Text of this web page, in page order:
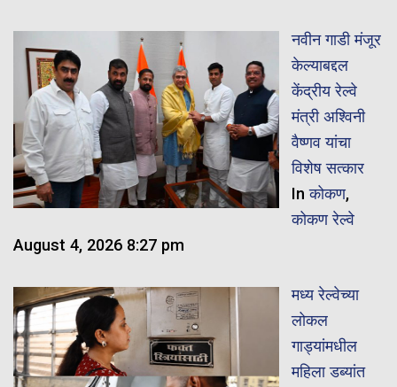
नवीन गाडी मंजूर
केल्याबद्दल
केंद्रीय रेल्वे
मंत्री अश्विनी
वैष्णव यांचा
विशेष सत्कार
Inकोकण,
कोकण रेल्वे
August 4, 2026 8:27 pm
मध्य रेल्वेच्या
लोकल
गाड्यांमधील
महिला डब्यांत